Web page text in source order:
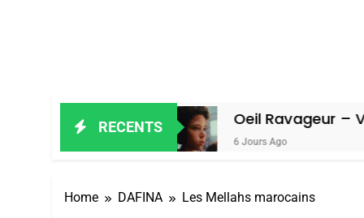
RECENTSOeil Ravageur – Vanessa De
6 Jours Ago
Home DAFINA Les Mellahs marocains